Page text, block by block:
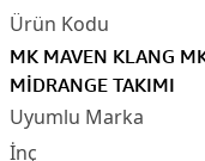
MK MAVEN KLANG
MİDRANGE TAKIMI